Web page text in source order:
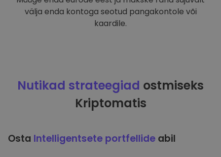
välja enda kontoga seotud pangakontole või
kaardile.
Nutikad strateegiad ostmiseks
Kriptomatis
Osta Intelligentsete portfellide abil